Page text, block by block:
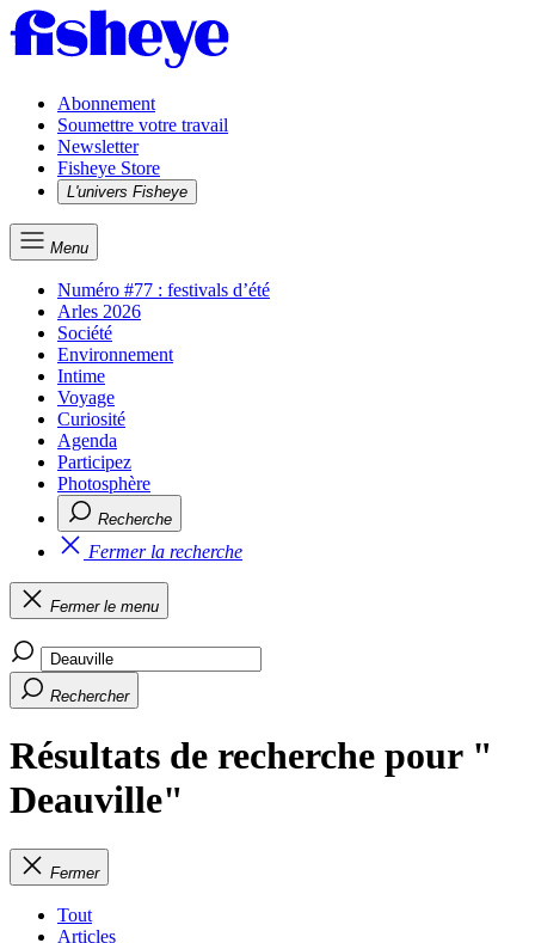
Abonnement
Soumettre votre travail
Newsletter
Fisheye Store
L'univers Fisheye
Menu
Numéro #77 : festivals d’été
Arles 2026
Société
Environnement
Intime
Voyage
Curiosité
Agenda
Participez
Photosphère
Recherche
Fermer la recherche
Fermer le menu
Rechercher
Résultats de recherche pour "
Deauville"
Fermer
Tout
Articles